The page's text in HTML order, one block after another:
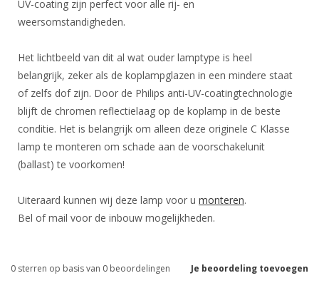
UV-coating zijn perfect voor alle rij- en
weersomstandigheden.
Het lichtbeeld van dit al wat ouder lamptype is heel
belangrijk, zeker als de koplampglazen in een mindere staat
of zelfs dof zijn. Door de Philips anti-UV-coatingtechnologie
blijft de chromen reflectielaag op de koplamp in de beste
conditie. Het is belangrijk om alleen deze originele C Klasse
lamp te monteren om schade aan de voorschakelunit
(ballast) te voorkomen!
Uiteraard kunnen wij deze lamp voor u monteren.
Bel of mail voor de inbouw mogelijkheden.
Je beoordeling toevoegen
0 sterren op basis van 0 beoordelingen